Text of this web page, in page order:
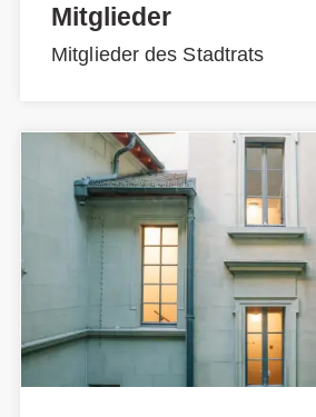
Mitglieder
Mitglieder des Stadtrats